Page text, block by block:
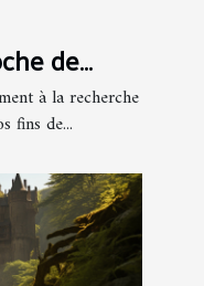
de
end
à la recherche
fins de...